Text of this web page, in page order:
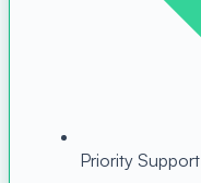
Priority Support